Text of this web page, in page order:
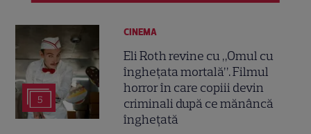
5
CINEMA
Eli Roth revine cu „Omul cu
înghețata mortală”. Filmul
horror în care copiii devin
criminali după ce mănâncă
înghețată